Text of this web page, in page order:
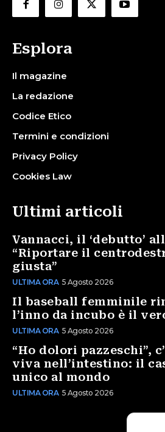
Esplora
Il magazine
La redazione
Codice Etico
Termini e condizioni
Privacy Policy
Cookies Law
Ultimi articoli
Vannacci, il ‘debutto’
“Riportare il
giusta”
ULTIMA ORA 5 Agosto 2026
Il baseball femminile
l’inno da incubo è il
ULTIMA ORA 5 Agosto 2026
“Ho dolori pazzeschi”,
viva nell’intestino: il
unico al mondo
ULTIMA ORA 5 Agosto 2026